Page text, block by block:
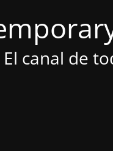
El canal de